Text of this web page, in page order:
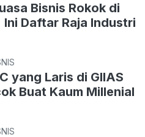
Bisnis Rokok di
Ini Daftar Raja Industri
yang Laris di GIIAS
Buat Kaum Millenial